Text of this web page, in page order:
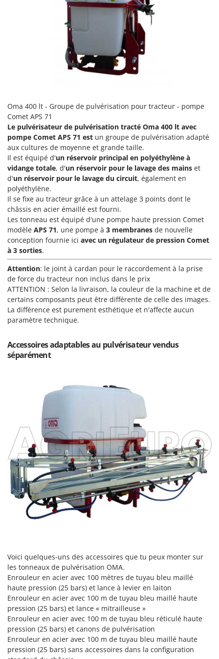
Fendeuses à bois
Filets pour la Récolte des olives
Filtres pour vin et huile
Floconneuses
Fours d'extérieur - intérieur pour pizza et cuisine
Fours électriques
Fraises à neige
Fraises rotatives pour tracteur
Friteuses sans huile
G
Générateurs d'air chaud
Godets à terre basculants pour tracteur
Groupes électrogènes
Gyrobroyeurs à lame pour tracteur
H
Haches - Cognées et Hachettes
Hachoirs à viande
Herses à Dents
Herses Rotatives
L
Lames à neige
Lames niveleuses pour tracteur
Lieuses électriques pour vignes
Machines à pâtes
Machines pour la transformation des fruits
Machines sous vide
Motobineuses
Motoculteurs
Motofaucheuses
Motopompes pour irrigation
N
Nettoyeurs et Balais à vapeur
Nettoyeurs haute pression
Nettoyeurs tapis, moquettes et tapisseries
P
Peignes vibreurs et Secoueurs à olives
Pelles rétros pour tracteur
Deca
DeWalt
Di Martino
Diavola Pro
Diesse
Docma
Dominion
Dreame
E
EcoFlow
Edilmark
Effeuno
Einhell
Elegen
Energy Gruppi
Eschenfelder
EuroMech
Fama Industrie
Famag
Famur
FARMER
FBC
Ferrari Group
Ferroni
Ferrua
Fimar
FINI
Fiorentini
Fiskars
Flymo
Fontana Forni
Forest Master
Oma 400 lt - Groupe de pulvérisation pour tracteur - pompe
Comet APS 71
Le pulvérisateur de pulvérisation tracté Oma 400 lt avec
pompe Comet APS 71 est un groupe de pulvérisation adapté
aux cultures de moyenne et grande taille.
Il est équipé d'un réservoir principal en polyéthylène à
vidange totale, d'un réservoir pour le lavage des mains et
d'un réservoir pour le lavage du circuit, également en
polyéthylène.
Il se fixe au tracteur grâce à un attelage 3 points dont le
châssis en acier émaillé est fourni.
Les tonneau est équipé d'une pompe haute pression Comet
modèle APS 71, une pompe à 3 membranes de nouvelle
conception fournie ici avec un régulateur de pression Comet
à 3 sorties.
Attention: le joint à cardan pour le raccordement à la prise
de force du tracteur non inclus dans le prix
ATTENTION : Selon la livraison, la couleur de la machine et de
certains composants peut être différente de celle des images.
La différence est purement esthétique et n'affecte aucun
paramètre technique.
Accessoires adaptables au pulvérisateur vendus
séparément
Voici quelques-uns des accessoires que tu peux monter sur
les tonneaux de pulvérisation OMA.
Enrouleur en acier avec 100 mètres de tuyau bleu maillé
haute pression (25 bars) et lance à levier en laiton
Enrouleur en acier avec 100 m de tuyau bleu maillé haute
pression (25 bars) et lance « mitrailleuse »
Enrouleur en acier avec 100 m de tuyau bleu réticulé haute
pression (25 bars) et canons de pulvérisation
Enrouleur en acier avec 100 m de tuyau bleu maillé haute
pression (25 bars) sans accessoires dans la configuration